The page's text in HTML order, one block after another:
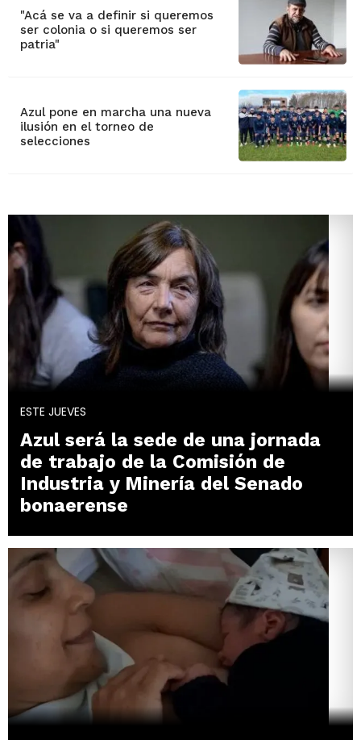
"Acá se va a definir si queremos
ser colonia o si queremos ser
patria"
Azul pone en marcha una nueva
ilusión en el torneo de
selecciones
ESTE JUEVES
Azul será la sede de una jornada
de trabajo de la Comisión de
Industria y Minería del Senado
bonaerense